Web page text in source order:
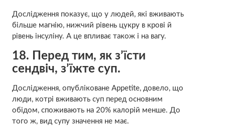
Дослідження показує, що у людей, які вживають
більше магнію, нижчий рівень цукру в крові й
рівень інсуліну. А це впливає також і на вагу.
18. Перед тим, як з’їсти
сендвіч, з’їжте суп.
Дослідження, опубліковане Appetite, довело, що
люди, котрі вживають суп перед основним
обідом, споживають на 20% калорій менше. До
того ж, вид супу значення не має.